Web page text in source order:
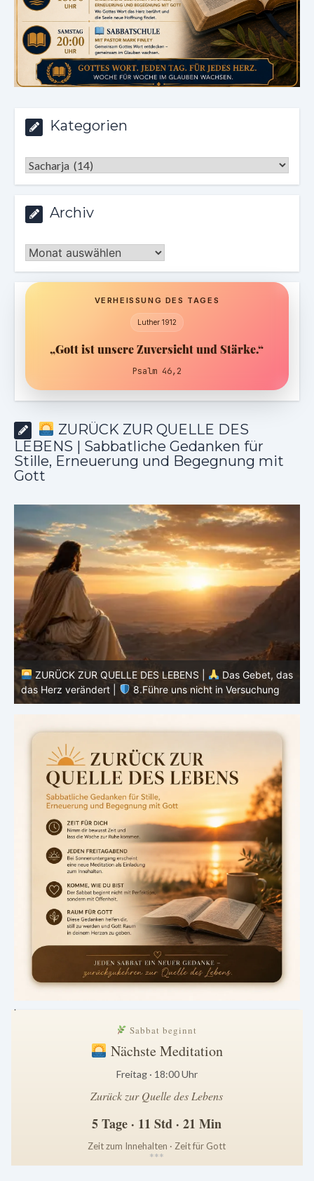
Kategorien
Kategorien
Archiv
Archiv
VERHEISSUNG DES TAGES
Luther 1912
„Gott ist unsere Zuversicht und Stärke.“
Psalm 46,2
ZURÜCK ZUR QUELLE DES
LEBENS | Sabbatliche Gedanken für
Stille, Erneuerung und Begegnung mit
Gott
ZURÜCK ZUR QUELLE DES LEBENS |
Das Gebet, das
das Herz verändert |
7.Wie auch wir vergeben unsern
Schuldigern
.
Sabbat beginnt
Nächste Meditation
Freitag · 18:00 Uhr
Zurück zur Quelle des Lebens
5 Tage · 11 Std · 21 Min
Zeit zum Innehalten · Zeit für Gott
***